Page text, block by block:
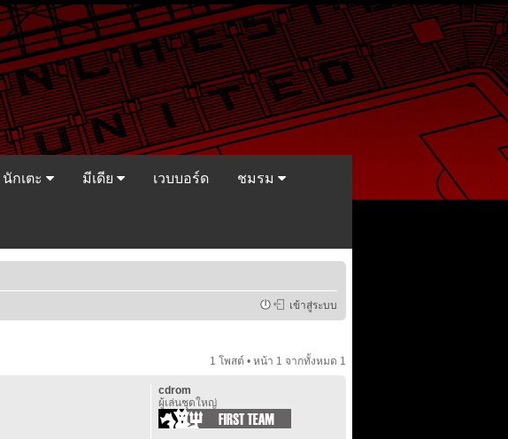
นักเตะ มีเดีย เวบบอร์ด ชมรม
เข้าสู่ระบบ
1 โพสต์ • หน้า 1 จากทั้งหมด 1
cdrom
ผู้เล่นชุดใหญ่